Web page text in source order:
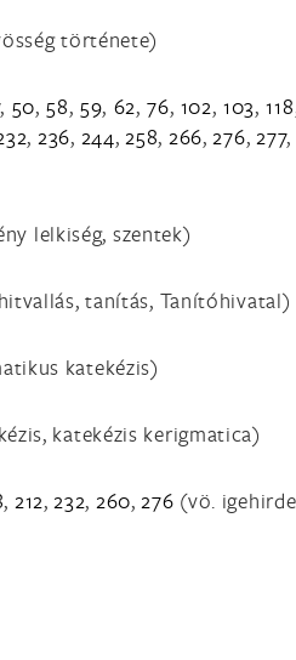
története)
, 50,58, 59, 62,76, 102,103,118
, 236, 244,258, 266,276,277,
lelkiség, szentek)
tanítás, Tanítóhivatal)
katekézis)
katekézis kerigmatica)
, 212,232, 260,276 (vö.